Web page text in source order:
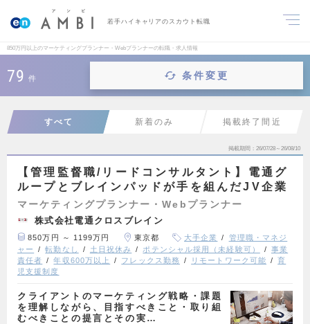
若手ハイキャリアのスカウト転職
850万円以上のマーケティングプランナー・Webプランナーの転職・求人情報
79 件 条件変更
すべて 新着のみ 掲載終了間近
掲載期間 26/07/28～26/08/10
【管理監督職/リードコンサルタント】電通グ
ループとブレインパッドが手を組んだJV企業
マーケティングプランナー・Webプランナー
株式会社電通クロスブレイン
850万円 ～ 1199万円 東京都 大手企業
管理職・マネジ
ャー
転勤なし 土日祝休み ポテンシャル採用（未経験可）
事業
責任者
年収600万以上 フレックス勤務 リモートワーク可能
育
児支援制度
クライアントのマーケティング戦略・課題
を理解しながら、目指すべきこと・取り組
むべきことの提言とその実…